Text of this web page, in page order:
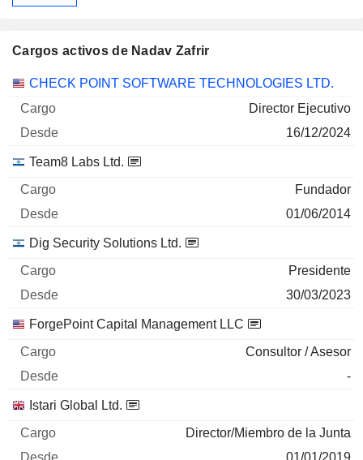
Cargos activos de Nadav Zafrir
Empresas Cargo Inicio
CHECK POINT SOFTWARE TECHNOLOGIES LTD.
Director Ejecutivo
16/12/2024
Team8 Labs Ltd.
Fundador
01/06/2014
Dig Security Solutions Ltd.
Presidente
30/03/2023
ForgePoint Capital Management LLC
Consultor / Asesor
-
Istari Global Ltd.
Director/Miembro de la Junta